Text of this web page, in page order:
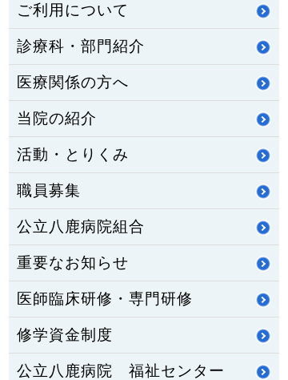
ご利用について
診療科・部門紹介
医療関係の方へ
当院の紹介
活動・とりくみ
職員募集
公立八鹿病院組合
重要なお知らせ
医師臨床研修・専門研修
修学資金制度
公立八鹿病院 福祉センター